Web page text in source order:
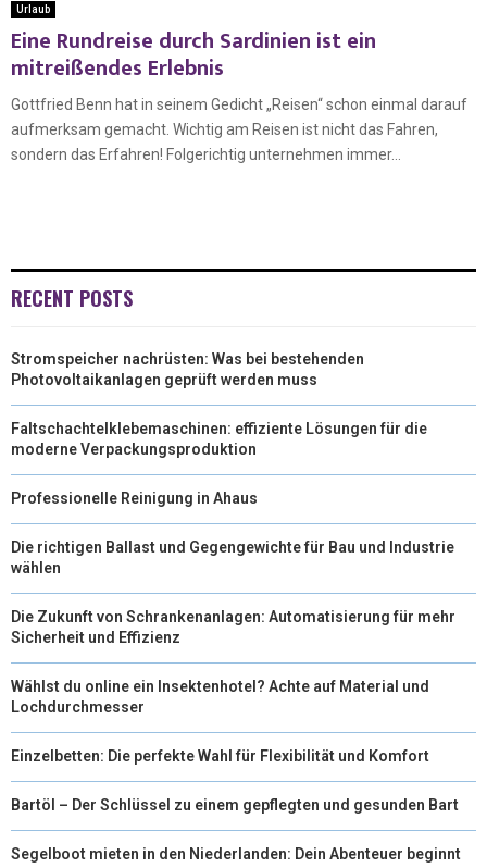
Urlaub
Eine Rundreise durch Sardinien ist ein
mitreißendes Erlebnis
Gottfried Benn hat in seinem Gedicht „Reisen“ schon einmal darauf
aufmerksam gemacht. Wichtig am Reisen ist nicht das Fahren,
sondern das Erfahren! Folgerichtig unternehmen immer...
RECENT POSTS
Stromspeicher nachrüsten: Was bei bestehenden
Photovoltaikanlagen geprüft werden muss
Faltschachtelklebemaschinen: effiziente Lösungen für die
moderne Verpackungsproduktion
Professionelle Reinigung in Ahaus
Die richtigen Ballast und Gegengewichte für Bau und Industrie
wählen
Die Zukunft von Schrankenanlagen: Automatisierung für mehr
Sicherheit und Effizienz
Wählst du online ein Insektenhotel? Achte auf Material und
Lochdurchmesser
Einzelbetten: Die perfekte Wahl für Flexibilität und Komfort
Bartöl – Der Schlüssel zu einem gepflegten und gesunden Bart
Segelboot mieten in den Niederlanden: Dein Abenteuer beginnt